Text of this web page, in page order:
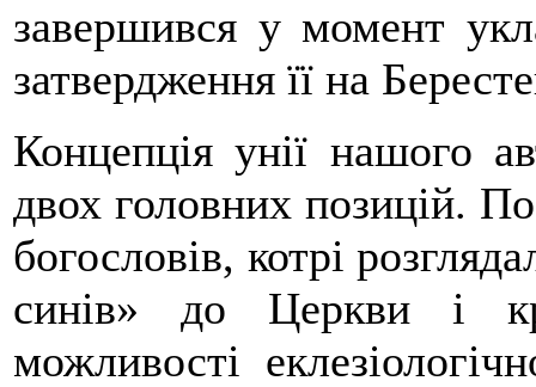
завершився у момент
затвердження її на
Концепція унії нашого
двох головних позицій.
богословів, котрі
синів» до Церкви і
можливості